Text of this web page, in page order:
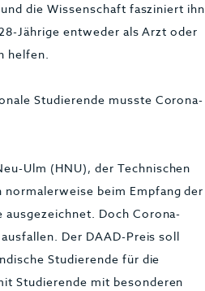
die Wissenschaft fasziniert ihn
Jährige entweder als Arzt oder
helfen.
Studierende musste Corona-
Ulm (HNU), der Technischen
beim Empfang der
Doch Corona-
Der DAAD-Preis soll
Studierende für die
Studierende mit besonderen